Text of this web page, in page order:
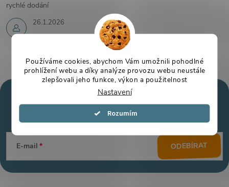
Používáme cookies, abychom Vám umožnili pohodlné
prohlížení webu a díky analýze provozu webu neustále
zlepšovali jeho funkce, výkon a použitelnost
Nastavení
Souhlasím
26.1.2026
rychlé dodání
p
Mějte přehled o novinkách
a slevách
E-mail ODEBÍRAT